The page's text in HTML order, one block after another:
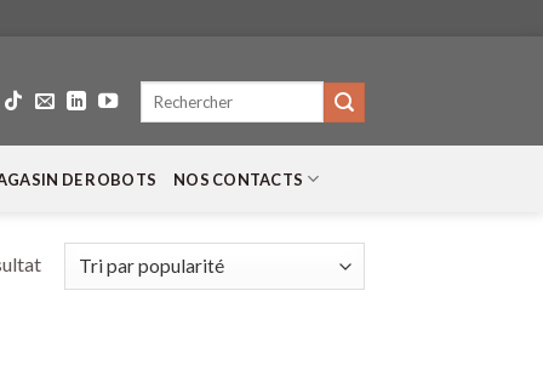
Recherche
DE ROBOTS NOS CONTACTS